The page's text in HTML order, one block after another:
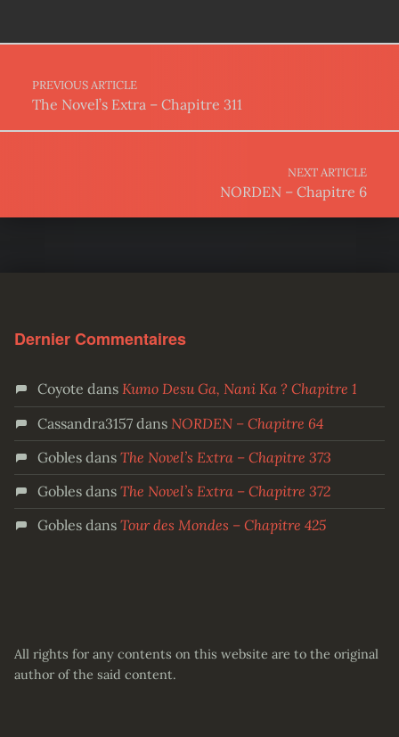
Post navigation
PREVIOUS ARTICLE
The Novel’s Extra – Chapitre 311
NEXT ARTICLE
NORDEN – Chapitre 6
Dernier Commentaires
Coyote dans Kumo Desu Ga, Nani Ka ? Chapitre 1
Cassandra3157dans NORDEN – Chapitre 64
Goblesdans The Novel’s Extra – Chapitre 373
Goblesdans The Novel’s Extra – Chapitre 372
Goblesdans Tour des Mondes – Chapitre 425
All rights for any contents on this website are to the original
author of the said content.